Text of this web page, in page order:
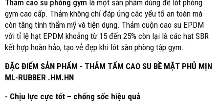
Thảm cao su phòng gym là một sản phẩm dùng để lót phòng
gym cao cấp. Thảm không chỉ đáp ứng các yếu tố an toàn mà
còn tăng tính thẩm mỹ và tiện dụng. Thảm cuộn cao su EPDM
với tỉ lệ hạt EPDM khoảng từ 15 đến 25% còn lại là các hạt SBR
kết hợp hoàn hảo, tạo vẻ đẹp khi lót sàn phòng tập gym.
ĐẶC ĐIỂM SẢN PHẨM - THẢM TẤM CAO SU BỀ MẶT PHỦ MỊN
ML-RUBBER .HM.HN
- Chịu lực cực tốt – chống sốc hiệu quả